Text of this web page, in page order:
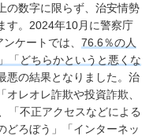
の数字に限らず、治安情勢
す。2024年10月に警察庁
ンケートでは、76.6％の人
「どちらかというと悪くな
悪の結果となりました。治
レオレ詐欺や投資詐欺、
「不正アクセスなどによる
どろぼう」「インターネッ